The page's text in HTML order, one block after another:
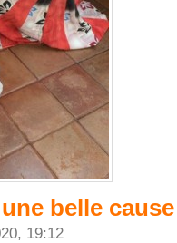
belle cause
19:12